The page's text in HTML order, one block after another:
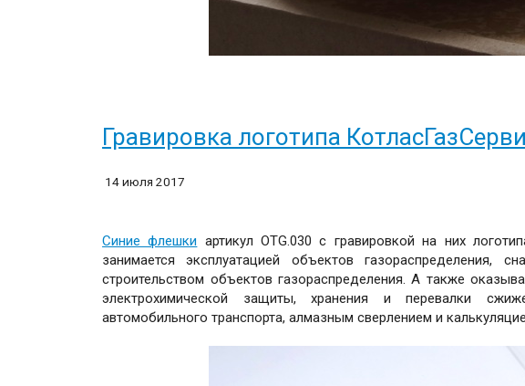
Гравировка логотипа
14 июля 2017
Синие флешки артикул OTG.030 с гравировкой на них
занимается эксплуатацией объектов газораспределения,
строительством объектов газораспределения. А также
электрохимической защиты, хранения и перевалки
автомобильного транспорта, алмазным сверлением и